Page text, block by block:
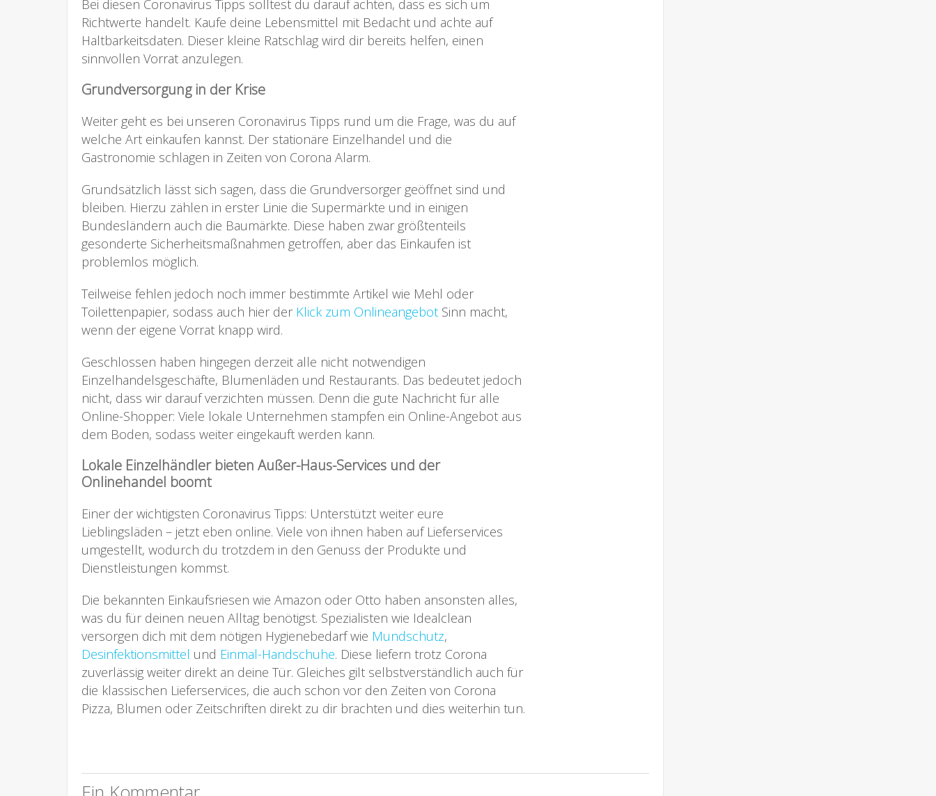
Bei diesen Coronavirus Tipps solltest du darauf achten, dass es sich um
Richtwerte handelt. Kaufe deine Lebensmittel mit Bedacht und achte auf
Haltbarkeitsdaten. Dieser kleine Ratschlag wird dir bereits helfen, einen
sinnvollen Vorrat anzulegen.
Grundversorgung in der Krise
Weiter geht es bei unseren Coronavirus Tipps rund um die Frage, was du auf
welche Art einkaufen kannst. Der stationäre Einzelhandel und die
Gastronomie schlagen in Zeiten von Corona Alarm.
Grundsätzlich lässt sich sagen, dass die Grundversorger geöffnet sind und
bleiben. Hierzu zählen in erster Linie die Supermärkte und in einigen
Bundesländern auch die Baumärkte. Diese haben zwar größtenteils
gesonderte Sicherheitsmaßnahmen getroffen, aber das Einkaufen ist
problemlos möglich.
Teilweise fehlen jedoch noch immer bestimmte Artikel wie Mehl oder
Toilettenpapier, sodass auch hier der Klick zum Onlineangebot Sinn macht,
wenn der eigene Vorrat knapp wird.
Geschlossen haben hingegen derzeit alle nicht notwendigen
Einzelhandelsgeschäfte, Blumenläden und Restaurants. Das bedeutet jedoch
nicht, dass wir darauf verzichten müssen. Denn die gute Nachricht für alle
Online-Shopper: Viele lokale Unternehmen stampfen ein Online-Angebot aus
dem Boden, sodass weiter eingekauft werden kann.
Lokale Einzelhändler bieten Außer-Haus-Services und der
Onlinehandel boomt
Einer der wichtigsten Coronavirus Tipps: Unterstützt weiter eure
Lieblingsläden – jetzt eben online. Viele von ihnen haben auf Lieferservices
umgestellt, wodurch du trotzdem in den Genuss der Produkte und
Dienstleistungen kommst.
Die bekannten Einkaufsriesen wie Amazon oder Otto haben ansonsten alles,
was du für deinen neuen Alltag benötigst. Spezialisten wie Idealclean
versorgen dich mit dem nötigen Hygienebedarf wie Mundschutz,
Desinfektionsmittel und Einmal-Handschuhe. Diese liefern trotz Corona
zuverlässig weiter direkt an deine Tür. Gleiches gilt selbstverständlich auch für
die klassischen Lieferservices, die auch schon vor den Zeiten von Corona
Pizza, Blumen oder Zeitschriften direkt zu dir brachten und dies weiterhin tun.